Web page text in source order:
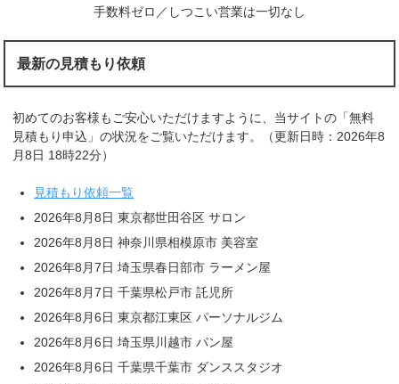
手数料ゼロ／しつこい営業は一切なし
最新の見積もり依頼
初めてのお客様もご安心いただけますように、当サイトの「無料
見積もり申込」の状況をご覧いただけます。（更新日時：2026年8
月8日 18時22分）
見積もり依頼一覧
2026年8月8日 東京都世田谷区 サロン
2026年8月8日 神奈川県相模原市 美容室
2026年8月7日 埼玉県春日部市 ラーメン屋
2026年8月7日 千葉県松戸市 託児所
2026年8月6日 東京都江東区 パーソナルジム
2026年8月6日 埼玉県川越市 パン屋
2026年8月6日 千葉県千葉市 ダンススタジオ